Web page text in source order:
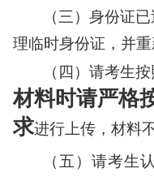
（三）身份证已
理临时身份证，并
（四）请考生
材料时请严格
求进行上传，材料
（五）请考生